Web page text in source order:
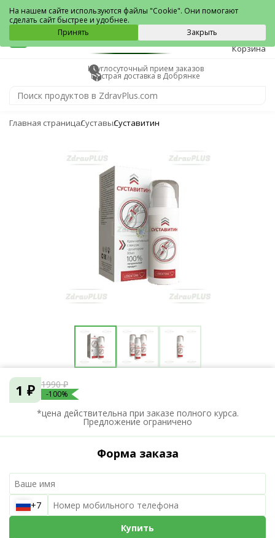
Добрянка
0
Корзина
Круглосуточный прием заказов
Быстрая доставка в Добрянке
Главная страницаСуставыСуставитин
1 ₽ 1990 ₽
-100%
*цена действительна при заказе полного курса.
Предложение ограничено
Форма заказа
+7
Купить
На нашем сайте используются файлы "Cookie". Они помогают
сделать сайт быстрее и удобнее.
Принять
Закрыть